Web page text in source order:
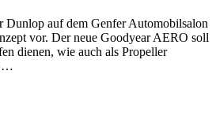
Dunlop auf dem Genfer Automobilsalon
vor. Der neue Goodyear AERO soll
dienen, wie auch als Propeller